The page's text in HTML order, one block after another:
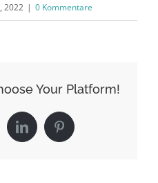
2022 | 0 Kommentare
Your Platform!
LinkedInPinterest